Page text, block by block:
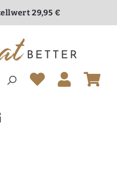
29,95 €
ab 70,00 €